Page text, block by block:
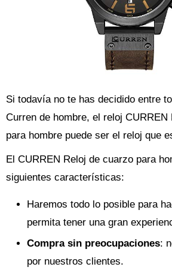
Si todavía no te has decidido entre
Curren de hombre, el reloj CURREN
para hombre puede ser el reloj que
El CURREN Reloj de cuarzo para
siguientes características:
Haremos todo lo posible para
permita tener una gran
Compra sin preocupaciones:
por nuestros clientes.